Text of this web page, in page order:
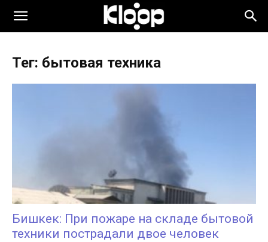
KLOOP.KG
Тег: бытовая техника
Бишкек: При пожаре на складе бытовой
техники пострадали двое человек